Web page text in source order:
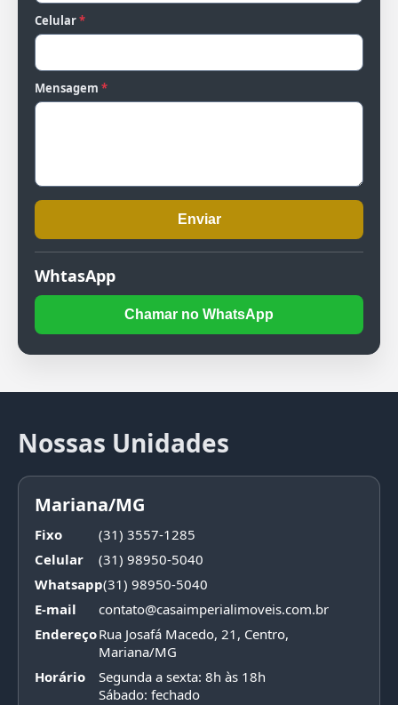
Celular*
Mensagem *
Enviar
WhtasApp
Chamar no WhatsApp
Nossas Unidades
Mariana/MG
Fixo
(31) 3557-1285
Celular
(31) 98950-5040
Whatsapp(31) 98950-5040
E-mail
contato@casaimperialimoveis.com.br
EndereçoRua Josafá Macedo, 21, Centro,
Mariana/MG
Horário
Segunda a sexta: 8h às 18h
Sábado: fechado